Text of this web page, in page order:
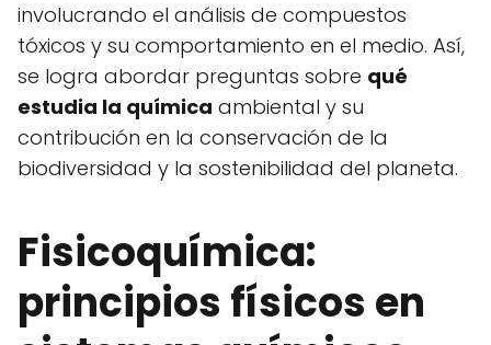
involucrando el análisis de compuestos
tóxicos y su comportamiento en el medio. Así,
se logra abordar preguntas sobre qué
estudia la química ambiental y su
contribución en la conservación de la
biodiversidad y la sostenibilidad del planeta.
Fisicoquímica:
principios físicos en